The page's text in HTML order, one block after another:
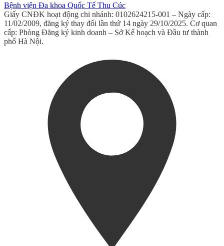
Bệnh viện Đa khoa Quốc Tế Thu Cúc
Giấy CNĐK hoạt động chi nhánh: 0102624215-001 – Ngày cấp:
11/02/2009, đăng ký thay đổi lần thứ 14 ngày 29/10/2025. Cơ quan
cấp: Phòng Đăng ký kinh doanh – Sở Kế hoạch và Đầu tư thành
phố Hà Nội.